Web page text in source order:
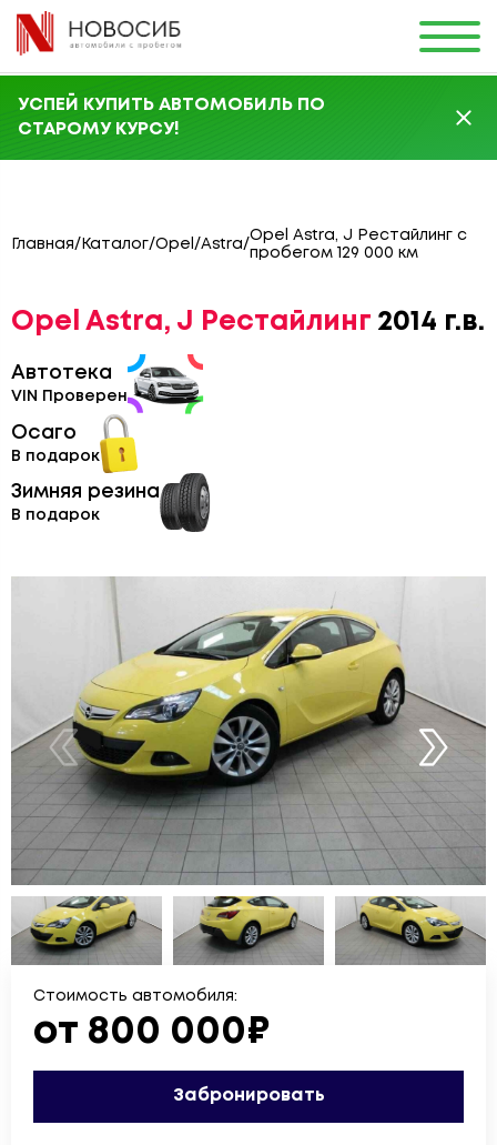
УСПЕЙ КУПИТЬ АВТОМОБИЛЬ ПО
СТАРОМУ КУРСУ!
Главная/ Каталог/Opel /Astra/
Opel Astra, J Рестайлинг с
пробегом 129 000 км
Opel Astra, J Рестайлинг 2014 г.в.
Автотека
VIN Проверен
Осаго
В подарок
Зимняя резина
В подарок
Стоимость автомобиля:
от 800 000₽
Забронировать